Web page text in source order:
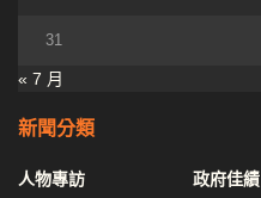
31
« 7 月
新聞分類
人物專訪 政府佳績